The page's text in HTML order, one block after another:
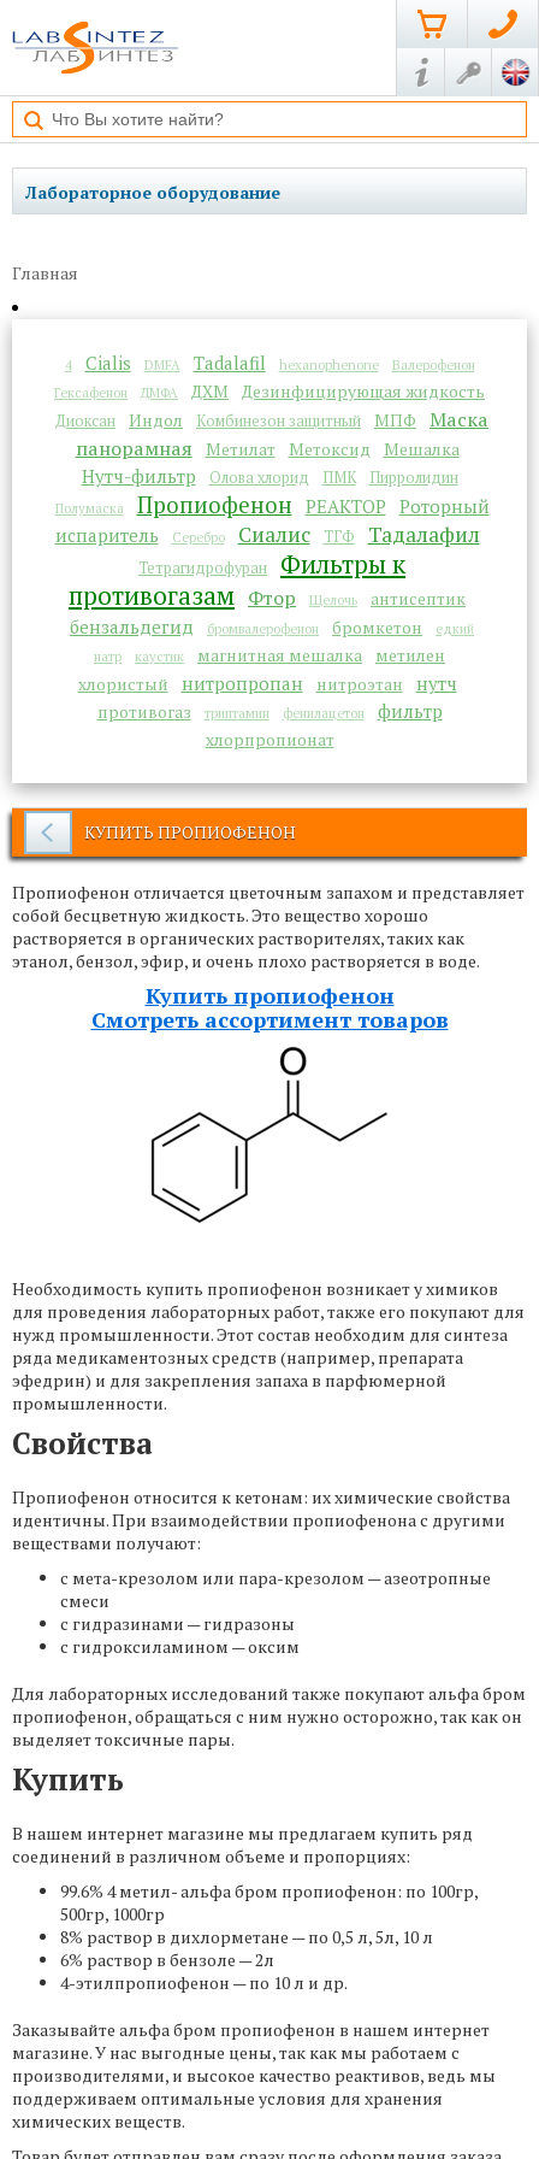
Лабораторное оборудование
Главная
4 Cialis DMFA Tadalafil hexanophenone
Валерофенон
Гексафенон
ДМФА ДХМ Дезинфицирующая жидкость
Диоксан Индол Комбинезон защитный МПФ
Маска
панорамная
Метилат Метоксид Мешалка
Нутч-фильтр Олова хлорид ПМК Пирролидин
Полумаска Пропиофенон РЕАКТОР Роторный
испаритель
Серебро Сиалис ТГФ Тадалафил
Тетрагидрофуран
Фильтры к
противогазам Фтор Щелочь антисептик
бензальдегид бромвалерофенон бромкетон
едкий
натр
каустик магнитная мешалка
метилен
хлористый
нитропропан нитроэтан нутч
противогаз триптамин фенилацетон фильтр
хлорпропионат
КУПИТЬ ПРОПИОФЕНОН
Пропиофенон отличается цветочным запахом и представляет
собой бесцветную жидкость. Это вещество хорошо
растворяется в органических растворителях, таких как
этанол, бензол, эфир, и очень плохо растворяется в воде.
Купить пропиофенон
Смотреть ассортимент товаров
Необходимость купить пропиофенон возникает у химиков
для проведения лабораторных работ, также его покупают для
нужд промышленности. Этот состав необходим для синтеза
ряда медикаментозных средств (например, препарата
эфедрин) и для закрепления запаха в парфюмерной
промышленности.
Свойства
Пропиофенон относится к кетонам: их химические свойства
идентичны. При взаимодействии пропиофенона с другими
веществами получают:
с мета-крезолом или пара-крезолом — азеотропные
смеси
с гидразинами — гидразоны
с гидроксиламином — оксим
Для лабораторных исследований также покупают альфа бром
пропиофенон, обращаться с ним нужно осторожно, так как он
выделяет токсичные пары.
Купить
В нашем интернет магазине мы предлагаем купить ряд
соединений в различном объеме и пропорциях:
99.6% 4 метил- альфа бром пропиофенон: по 100гр,
500гр, 1000гр
8% раствор в дихлорметане — по 0,5 л, 5л, 10 л
6% раствор в бензоле — 2л
4-этилпропиофенон — по 10 л и др.
Заказывайте альфа бром пропиофенон в нашем интернет
магазине. У нас выгодные цены, так как мы работаем с
производителями, и высокое качество реактивов, ведь мы
поддерживаем оптимальные условия для хранения
химических веществ.